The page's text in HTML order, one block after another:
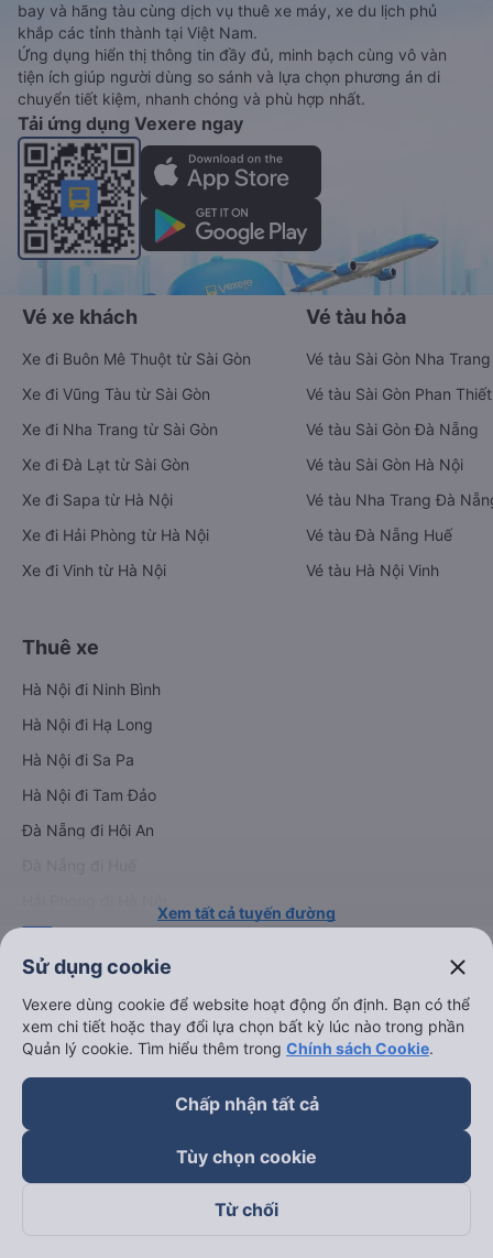
bay và hãng tàu cùng dịch vụ thuê xe máy, xe du lịch phủ
khắp các tỉnh thành tại Việt Nam.
Ứng dụng hiển thị thông tin đầy đủ, minh bạch cùng vô vàn
tiện ích giúp người dùng so sánh và lựa chọn phương án di
chuyển tiết kiệm, nhanh chóng và phù hợp nhất.
Tải ứng dụng Vexere ngay
Vé xe khách
Xe đi Buôn Mê Thuột từ Sài Gòn
Xe đi Vũng Tàu từ Sài Gòn
Xe đi Nha Trang từ Sài Gòn
Xe đi Đà Lạt từ Sài Gòn
Xe đi Sapa từ Hà Nội
Xe đi Hải Phòng từ Hà Nội
Xe đi Vinh từ Hà Nội
Vé tàu hỏa
Vé tàu Sài Gòn Nha Trang
Vé tàu Sài Gòn Phan Thiết
Vé tàu Sài Gòn Đà Nẵng
Vé tàu Sài Gòn Hà Nội
Vé tàu Nha Trang Đà
Vé tàu Đà Nẵng Huế
Vé tàu Hà Nội Vinh
Thuê xe
Hà Nội đi Ninh Bình
Hà Nội đi Hạ Long
Hà Nội đi Sa Pa
Hà Nội đi Tam Đảo
Đà Nẵng đi Hội An
Xem tất cả tuyến đường
Sử dụng cookie close
Vexere dùng cookie để website hoạt động ổn định. Bạn có thể
xem chi tiết hoặc thay đổi lựa chọn bất kỳ lúc nào trong phần
Quản lý cookie. Tìm hiểu thêm trong Chính sách Cookie.
Chấp nhận tất cả
Tùy chọn cookie
Từ chối